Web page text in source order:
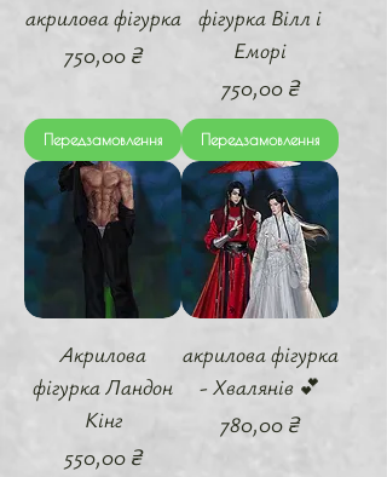
акрилова фігурка
Ціна
750,00 ₴
Передзамовлення
фігурка Вілл і
Еморі
Ціна
750,00 ₴
Передзамовлення
Акрилова
фігурка Ландон
Кінг
Ціна
550,00 ₴
акрилова фігурка
- Хвалянів 💕
Ціна
780,00 ₴